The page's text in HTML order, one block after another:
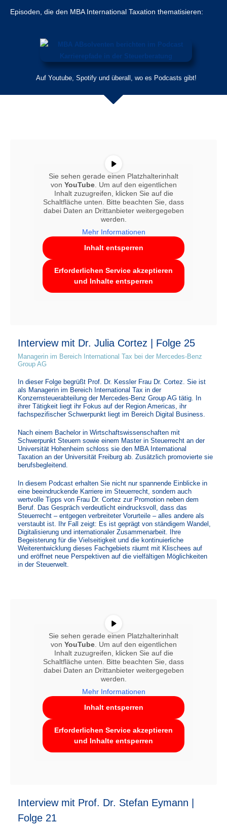
Episoden, die den MBA International Taxation thematisieren:
Auf Youtube, Spotify und überall, wo es Podcasts gibt!
Sie sehen gerade einen Platzhalterinhalt
von YouTube. Um auf den eigentlichen
Inhalt zuzugreifen, klicken Sie auf die
Schaltfläche unten. Bitte beachten Sie, dass
dabei Daten an Drittanbieter weitergegeben
werden.
Mehr Informationen
Inhalt entsperren
Erforderlichen Service akzeptieren
und Inhalte entsperren
Interview mit Dr. Julia Cortez | Folge 25
Managerin im Bereich International Tax bei der Mercedes-Benz
Group AG
In dieser Folge begrüßt Prof. Dr. Kessler Frau Dr. Cortez. Sie ist
als Managerin im Bereich International Tax in der
Konzernsteuerabteilung der Mercedes-Benz Group AG tätig. In
ihrer Tätigkeit liegt ihr Fokus auf der Region Americas, ihr
fachspezifischer Schwerpunkt liegt im Bereich Digital Business.
Nach einem Bachelor in Wirtschaftswissenschaften mit
Schwerpunkt Steuern sowie einem Master in Steuerrecht an der
Universität Hohenheim schloss sie den MBA International
Taxation an der Universität Freiburg ab. Zusätzlich promovierte sie
berufsbegleitend.
In diesem Podcast erhalten Sie nicht nur spannende Einblicke in
eine beeindruckende Karriere im Steuerrecht, sondern auch
wertvolle Tipps von Frau Dr. Cortez zur Promotion neben dem
Beruf. Das Gespräch verdeutlicht eindrucksvoll, dass das
Steuerrecht – entgegen verbreiteter Vorurteile – alles andere als
verstaubt ist. Ihr Fall zeigt: Es ist geprägt von ständigem Wandel,
Digitalisierung und internationaler Zusammenarbeit. Ihre
Begeisterung für die Vielseitigkeit und die kontinuierliche
Weiterentwicklung dieses Fachgebiets räumt mit Klischees auf
und eröffnet neue Perspektiven auf die vielfältigen Möglichkeiten
in der Steuerwelt.
Sie sehen gerade einen Platzhalterinhalt
von YouTube. Um auf den eigentlichen
Inhalt zuzugreifen, klicken Sie auf die
Schaltfläche unten. Bitte beachten Sie, dass
dabei Daten an Drittanbieter weitergegeben
werden.
Mehr Informationen
Inhalt entsperren
Erforderlichen Service akzeptieren
und Inhalte entsperren
Interview mit Prof. Dr. Stefan Eymann |
Folge 21